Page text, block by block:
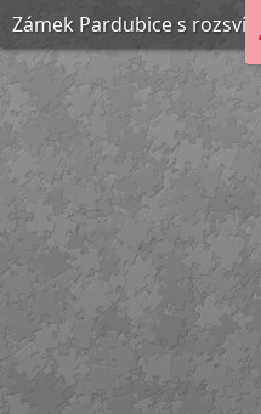
Zámek Pardubice s